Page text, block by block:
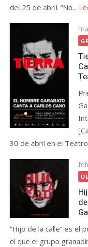
del 25 de abril. “No...
el
30 de abril en el Teatro
el
“Hijo de la calle” es el
el que el grupo